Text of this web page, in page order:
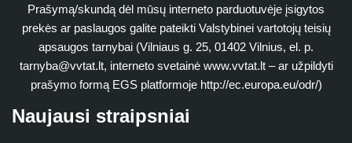
Prašymą/skundą dėl mūsų interneto parduotuvėje įsigytos
prekės ar paslaugos galite pateikti Valstybinei vartotojų teisių
apsaugos tarnybai (Vilniaus g. 25, 01402 Vilnius, el. p.
tarnyba@vvtat.lt, interneto svetainė www.vvtat.lt – ar užpildyti
prašymo formą EGS platformoje http://ec.europa.eu/odr/)
Naujausi straipsniai